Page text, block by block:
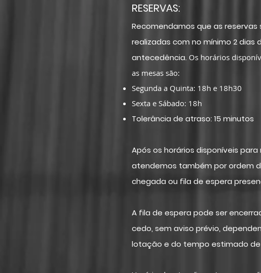
RESERVAS:
Recomendamos que as reservas
realizadas com no mínimo 2 dias
antecedência. Os horários
as mesas são:
Segunda a Quinta: 18h e 18h30
Sexta e Sábado: 18h
Tolerância de atraso: 15 minutos
Após os horários disponíveis para
atendemos também por ordem
chegada ou fila de espera
A fila de espera pode ser
cedo, sem aviso prévio,
lotação e do tempo estimado de